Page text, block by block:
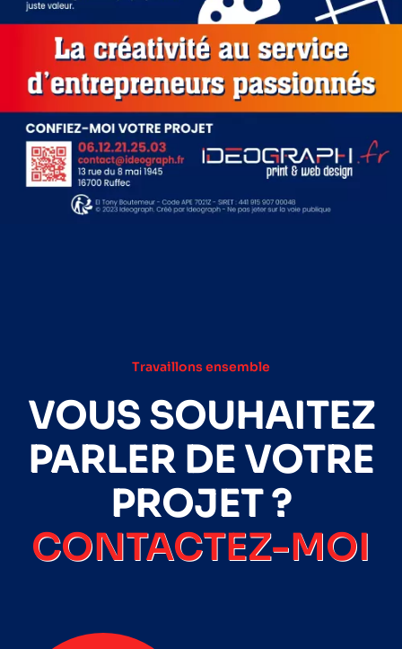
Travaillons ensemble
VOUS SOUHAITEZ
PARLER DE VOTRE
PROJET ?
CONTACTEZ-MOI